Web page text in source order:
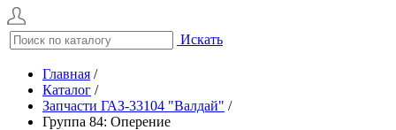
Искать
Главная /
Каталог /
Запчасти ГАЗ-33104 "Валдай" /
Группа 84: Оперение